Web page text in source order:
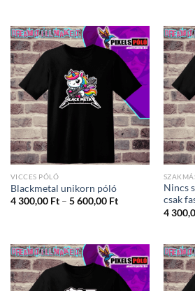
VICCES PÓLÓ
Blackmetal unikorn póló
4 300,00 Ft – 5 600,00 FtÁrtartomány:
600,00 Ft
Nincs
csak
4